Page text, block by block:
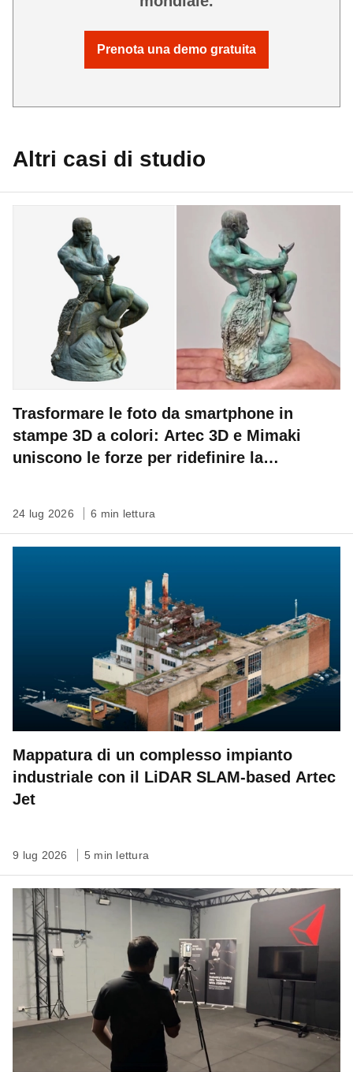
Prenota una demo gratuita
Altri casi di studio
Trasformare le foto da smartphone in
stampe 3D a colori: Artec 3D e Mimaki
uniscono le forze per ridefinire la
24 lug 2026 6 min lettura
Mappatura di un complesso impianto
industriale con il LiDAR SLAM-based Artec
Jet
9 lug 2026 5 min lettura